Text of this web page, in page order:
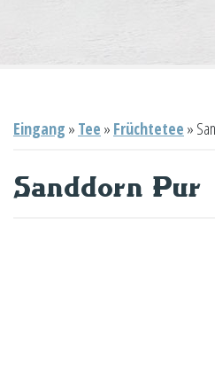
Eingang » Tee » Früchtetee »
Sanddorn Pur